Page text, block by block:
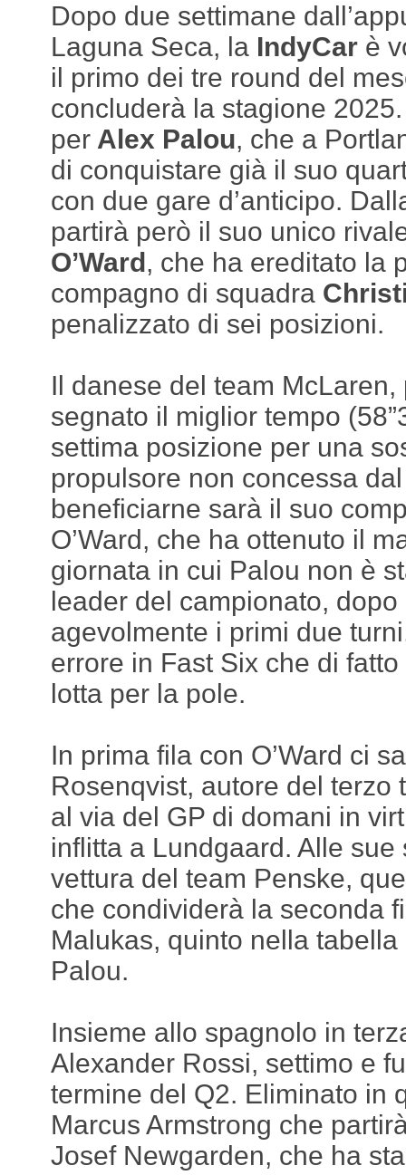
Dopo due settimane
Laguna Seca, la IndyCar è
il primo dei tre round del
concluderà la stagione
per Alex Palou, che a
di conquistare già il suo
con due gare d’anticipo.
partirà però il suo unico
O’Ward , che ha ereditato la
compagno di squadra
penalizzato di sei posizioni.
Il danese del team McLaren,
segnato il miglior tempo
settima posizione per una
propulsore non concessa
beneficiarne sarà il suo
O’Ward, che ha ottenuto il
giornata in cui Palou non è
leader del campionato,
agevolmente i primi due
errore in Fast Six che di
lotta per la pole.
In prima fila con O’Ward ci
Rosenqvist, autore del terzo
al via del GP di domani in
inflitta a Lundgaard. Alle
vettura del team Penske,
che condividerà la seconda
Malukas, quinto nella
Palou.
Insieme allo spagnolo in
Alexander Rossi, settimo e
termine del Q2. Eliminato in
Marcus Armstrong che
Josef Newgarden, che ha